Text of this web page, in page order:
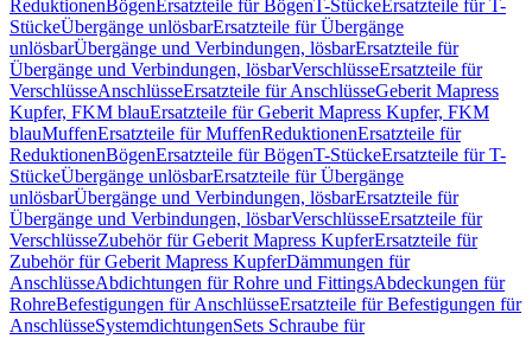
ReduktionenBögenErsatzteile für BögenT-StückeErsatzteile für T-
StückeÜbergänge unlösbarErsatzteile für Übergänge
unlösbarÜbergänge und Verbindungen, lösbarErsatzteile für
Übergänge und Verbindungen, lösbarVerschlüsseErsatzteile für
VerschlüsseAnschlüsseErsatzteile für AnschlüsseGeberit Mapress
Kupfer, FKM blauErsatzteile für Geberit Mapress Kupfer, FKM
blauMuffenErsatzteile für MuffenReduktionenErsatzteile für
ReduktionenBögenErsatzteile für BögenT-StückeErsatzteile für T-
StückeÜbergänge unlösbarErsatzteile für Übergänge
unlösbarÜbergänge und Verbindungen, lösbarErsatzteile für
Übergänge und Verbindungen, lösbarVerschlüsseErsatzteile für
VerschlüsseZubehör für Geberit Mapress KupferErsatzteile für
Zubehör für Geberit Mapress KupferDämmungen für
AnschlüsseAbdichtungen für Rohre und FittingsAbdeckungen für
RohreBefestigungen für AnschlüsseErsatzteile für Befestigungen für
AnschlüsseSystemdichtungenSets Schraube für